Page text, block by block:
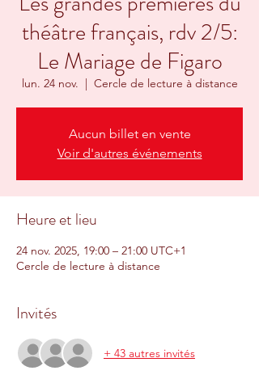
théâtre français, rdv 2/5:
Le Mariage de Figaro
lun. 24 nov.
  |
Cercle de lecture à distance
Aucun billet en vente
Voir d'autres événements
Heure et lieu
24 nov. 2025, 19:00 – 21:00 UTC+1
Cercle de lecture à distance
Invités
+ 43 autres invités